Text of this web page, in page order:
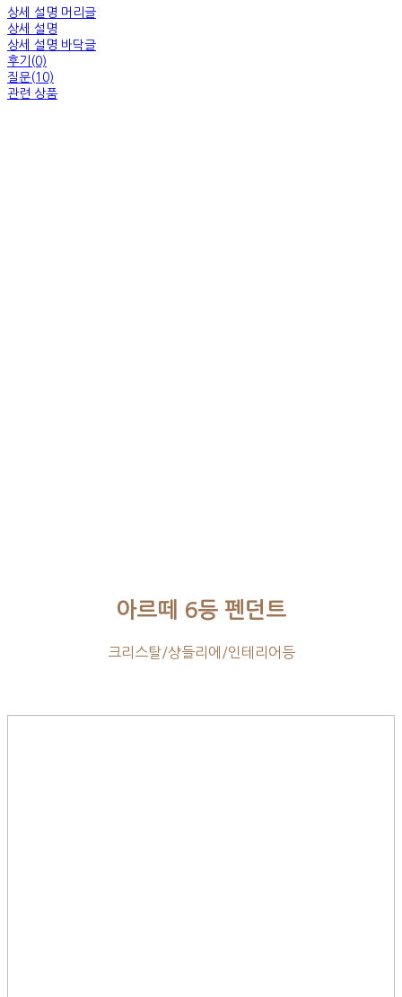
상세 설명 머리글
상세 설명
상세 설명 바닥글
후기(0)
질문(10)
관련 상품
아르떼 6등 펜던트
크리스탈/샹들리에/인테리어등